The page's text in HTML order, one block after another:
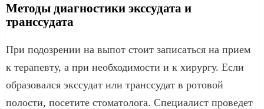
Методы диагностики экссудата и
транссудата
При подозрении на выпот стоит записаться на прием
к терапевту, а при необходимости и к хирургу. Если
образовался экссудат или транссудат в ротовой
полости, посетите стоматолога. Специалист проведет